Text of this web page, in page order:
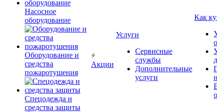
Насосное
оборудование
Оборудование и
средства
пожаротушения
Спецодежда и
средства защиты
Акции
Услуги
Сервисные
службы
Дополнительные
услуги
Как